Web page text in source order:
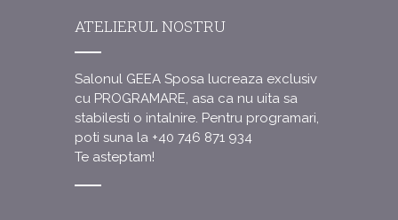
ATELIERUL NOSTRU
Salonul GEEA Sposa lucreaza exclusiv
cu PROGRAMARE, asa ca nu uita sa
stabilesti o intalnire. Pentru programari,
poti suna la +40 746 871 934
Te asteptam!